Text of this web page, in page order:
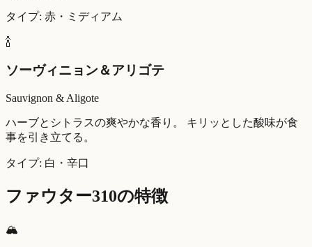
タイプ: 赤・ミディアム
🍾
ソーヴィニョン＆アリゴテ
Sauvignon & Aligote
ハーブとシトラスの爽やかな香り。 キリッとした酸味が食
事を引き立てる。
タイプ: 白・辛口
ファウター310の特徴
🏔️